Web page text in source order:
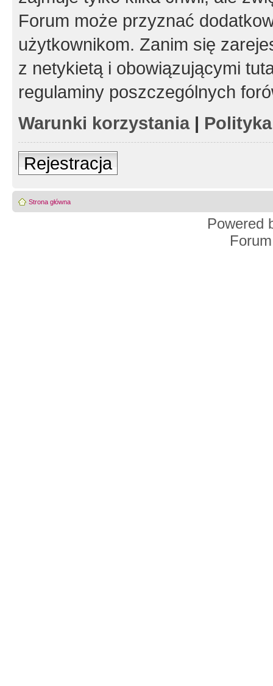
Forum może przyznać
użytkownikom. Zanim się
z netykietą i obowiązującymi
regulaminy poszczególnych
Warunki korzystania|
Rejestracja
Strona główna
Powered